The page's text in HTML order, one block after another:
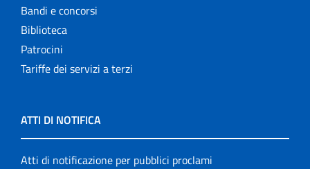
Bandi e concorsi
Biblioteca
Patrocini
Tariffe dei servizi a terzi
ATTI DI NOTIFICA
Atti di notificazione per pubblici proclami